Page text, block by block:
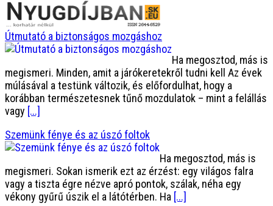
Útmutató a biztonságos mozgáshoz
Ha megosztod, más is
megismeri. Minden, amit a járókeretekről tudni kell Az évek
múlásával a testünk változik, és előfordulhat, hogy a
korábban természetesnek tűnő mozdulatok – mint a felállás
vagy [...]
Szemünk fénye és az úszó foltok
Ha megosztod, más is
megismeri. Sokan ismerik ezt az érzést: egy világos falra
vagy a tiszta égre nézve apró pontok, szálak, néha egy
vékony gyűrű úszik el a látótérben. Ha [...]